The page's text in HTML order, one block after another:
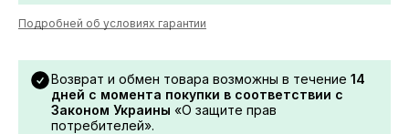
Подробней об условиях гарантии
Возврат и обмен товара возможны в течение 14
дней с момента покупки в соответствии с
Законом Украины «О защите прав
потребителей».